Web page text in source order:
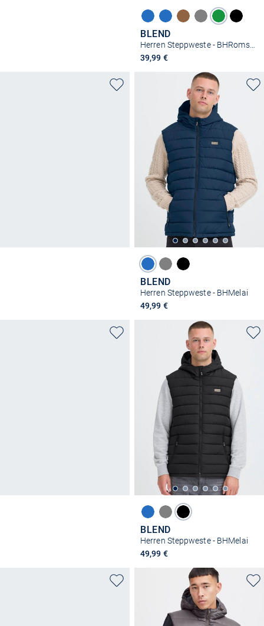
BLEND
Herren Steppweste - BHRomsey
39,99 €
BLEND
Herren Steppweste - BHMelai
49,99 €
BLEND
Herren Steppweste - BHMelai
49,99 €